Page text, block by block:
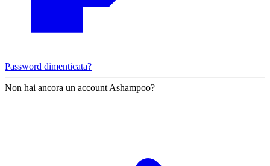
Password dimenticata?
Non hai ancora un account Ashampoo?